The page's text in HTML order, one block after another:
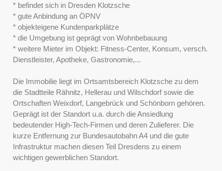
* befindet sich in Dresden Klotzsche
* gute Anbindung an ÖPNV
* objekteigene Kundenparkplätze
* die Umgebung ist geprägt von Wohnbebauung
* weitere Mieter im Objekt: Fitness-Center, Konsum, versch.
Dienstleister, Apotheke, Gastronomie,...
Die Immobilie liegt im Ortsamtsbereich Klotzsche zu dem
die Stadtteile Rähnitz, Hellerau und Wilschdorf sowie die
Ortschaften Weixdorf, Langebrück und Schönborn gehören.
Geprägt ist der Standort u.a. durch die Ansiedlung
bedeutender High-Tech-Firmen und deren Zulieferer. Die
kurze Entfernung zur Bundesautobahn A4 und die gute
Infrastruktur machen diesen Teil Dresdens zu einem
wichtigen gewerblichen Standort.